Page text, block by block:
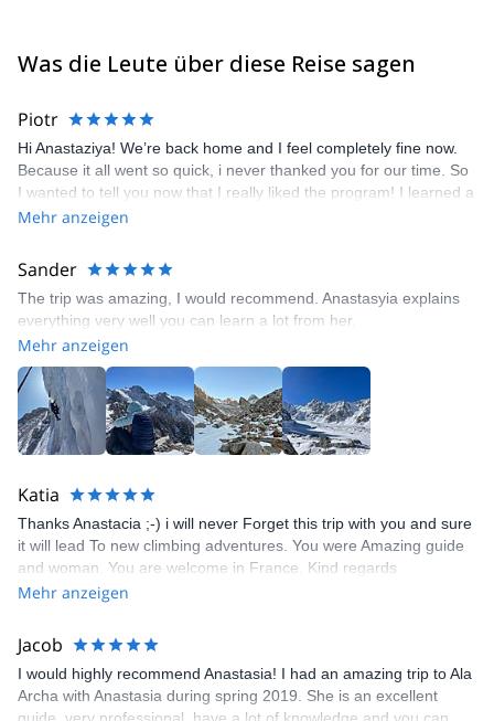
Was die Leute über diese Reise sagen
Piotr
Hi Anastaziya! We’re back home and I feel completely fine now.
Because it all went so quick, i never thanked you for our time. So
I wanted to tell you now that I really liked the program! I learned a
loooot and it was really fun. You are a very interesting person and
we had to go down, I felt absolutely safe and comfortable with
you. Thanks for the time again! Have a great (and safe) life!
Mehr anzeigen
Sander
The trip was amazing, I would recommend. Anastasyia explains
everything very well you can learn a lot from her.
Mehr anzeigen
Katia
Thanks Anastacia ;-) i will never Forget this trip with you and sure
it will lead To new climbing adventures. You were Amazing guide
and woman. You are welcome in France. Kind regards
Mehr anzeigen
Jacob
I would highly recommend Anastasia! I had an amazing trip to Ala
Archa with Anastasia during spring 2019. She is an excellent